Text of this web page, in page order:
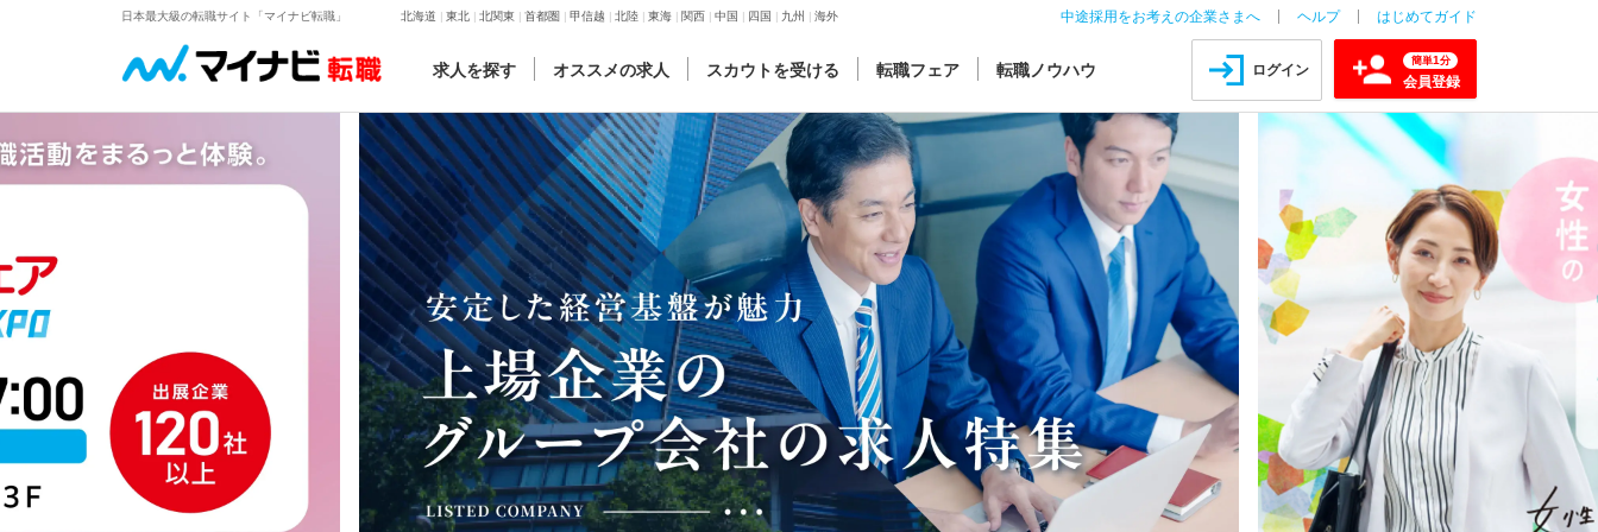
日本最大級の転職サイト「マイナビ転職」 北海道 東北 北関東 首都圏 甲信越 北陸 東海 関西 中国 四国 九州 海外 中途採用をお考えの企業さまへ ヘルプ はじめてガイド
求人を探す オススメの求人 スカウトを受ける 転職フェア 転職ノウハウ ログイン
簡単1 分
会員登録